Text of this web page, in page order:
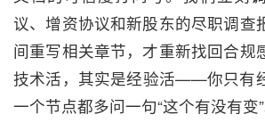
议、增资协议和新股东的尽职调查
间重写相关章节，才重新找回合规
技术活，其实是经验活——你只有
一个节点都多问一句“这个有没有变”